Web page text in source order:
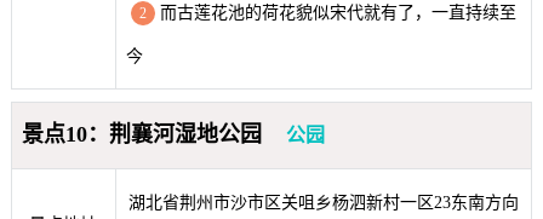
2 而古莲花池的荷花貌似宋代就有了，一直持续至
今
景点10：荆襄河湿地公园 公园
湖北省荆州市沙市区关咀乡杨泗新村一区23东南方向